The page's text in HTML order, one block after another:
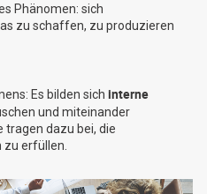
Kein Code
Phänomen: sich
zu schaffen, zu produzieren
Es bilden sich interne
und miteinander
dazu bei, die
erfüllen.